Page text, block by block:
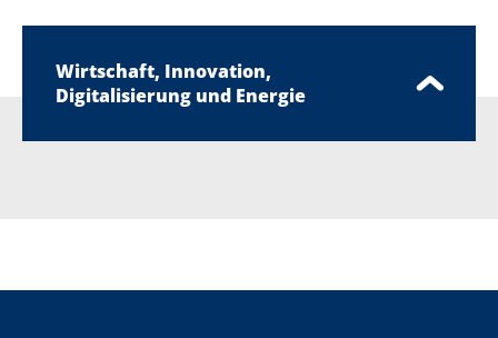
Wirtschaft, Innovation,
Digitalisierung und Energie